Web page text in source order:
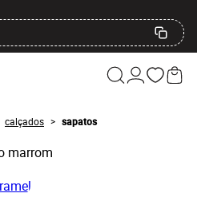
calçados > sapatos